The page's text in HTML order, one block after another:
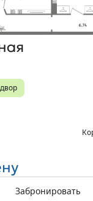
Забронировать